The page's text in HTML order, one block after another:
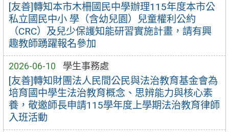
[友善]轉知本市木柵國民中學辦理115年度本市公
私立國民中小 學（含幼兒園）兒童權利公約
（CRC）及兒少保護知能研習實施計畫，請有興
趣教師踴躍報名參加
2026-06-10 學生事務處
[友善]轉知財團法人民間公民與法治教育基金會為
培育國中學生法治教育概念、思辨能力與核心素
養，敬邀師長申請115學年度上學期法治教育律師
入班活動